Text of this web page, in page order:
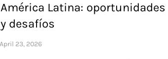
América Latina: oportunidades
y desafíos